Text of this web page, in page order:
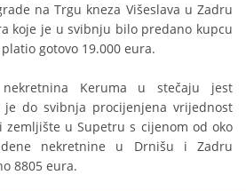
na Trgu kneza Višeslava u Zadru
koje je u svibnju bilo predano kupcu
gotovo 19.000 eura.
nekretnina Keruma u stečaju jest
do svibnja procijenjena vrijednost
zemljište u Supetru s cijenom od oko
nekretnine u Drnišu i Zadru
8805 eura.